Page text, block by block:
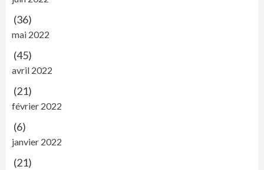
(36)
mai 2022
(45)
avril 2022
(21)
février 2022
(6)
janvier 2022
(21)